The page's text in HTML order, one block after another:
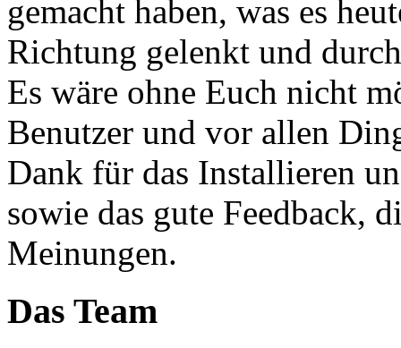
gemacht haben, was es
Richtung gelenkt und
Es wäre ohne Euch nicht
Benutzer und vor allen
Dank für das Installieren
sowie das gute Feedback,
Meinungen.
Das Team